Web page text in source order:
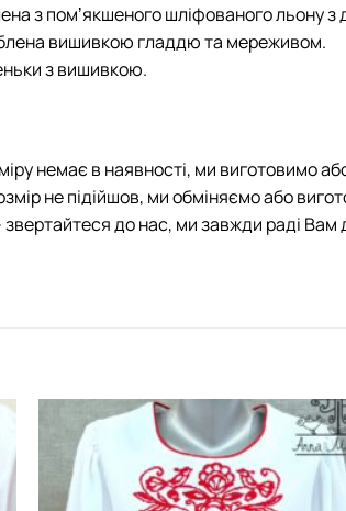
з помʼякшеного шліфованого льону
вишивкою гладдю та мереживом.
з вишивкою.
немає в наявності, ми виготовимо
не підійшов, ми обміняємо або
до нас, ми завжди раді Вам
виріб